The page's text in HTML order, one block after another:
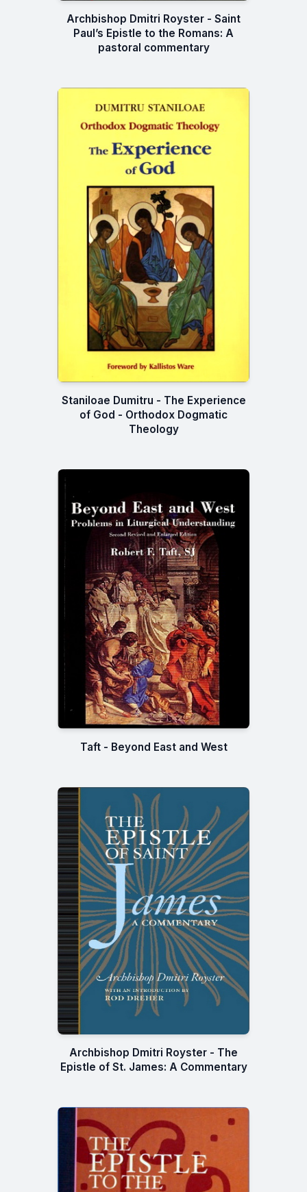
Archbishop Dmitri Royster - Saint
Paul’s Epistle to the Romans: A
pastoral commentary
Staniloae Dumitru - The Experience
of God - Orthodox Dogmatic
Theology
Taft - Beyond East and West
Archbishop Dmitri Royster - The
Epistle of St. James: A Commentary